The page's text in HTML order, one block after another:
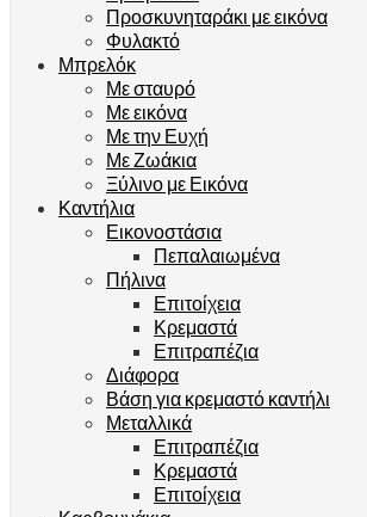
Προσκυνηταράκι με εικόνα
Φυλακτό
Μπρελόκ
Με σταυρό
Με εικόνα
Με την Ευχή
Με Ζωάκια
Ξύλινο με Εικόνα
Καντήλια
Εικονοστάσια
Πεπαλαιωμένα
Πήλινα
Επιτοίχεια
Κρεμαστά
Επιτραπέζια
Διάφορα
Βάση για κρεμαστό καντήλι
Μεταλλικά
Επιτραπέζια
Κρεμαστά
Επιτοίχεια